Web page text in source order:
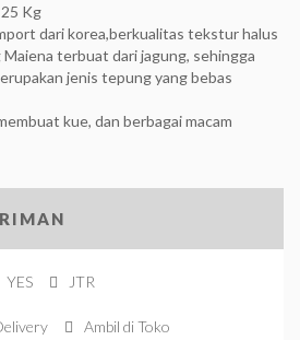
Kg
dari korea,berkualitas tekstur halus
terbuat dari jagung, sehingga
jenis tepung yang bebas
kue, dan berbagai macam
YES JTR
Ambil di Toko